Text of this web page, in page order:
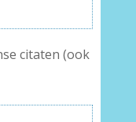
citaten (ook